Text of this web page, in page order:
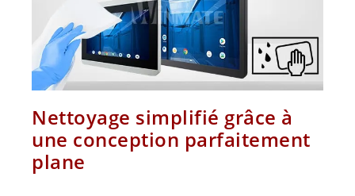
Nettoyage simplifié grâce à
une conception parfaitement
plane